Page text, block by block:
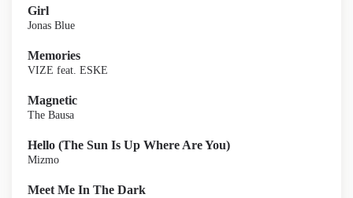
Girl
Jonas Blue
Memories
VIZE feat. ESKE
Magnetic
The Bausa
Hello (The Sun Is Up Where Are You)
Mizmo
Meet Me In The Dark